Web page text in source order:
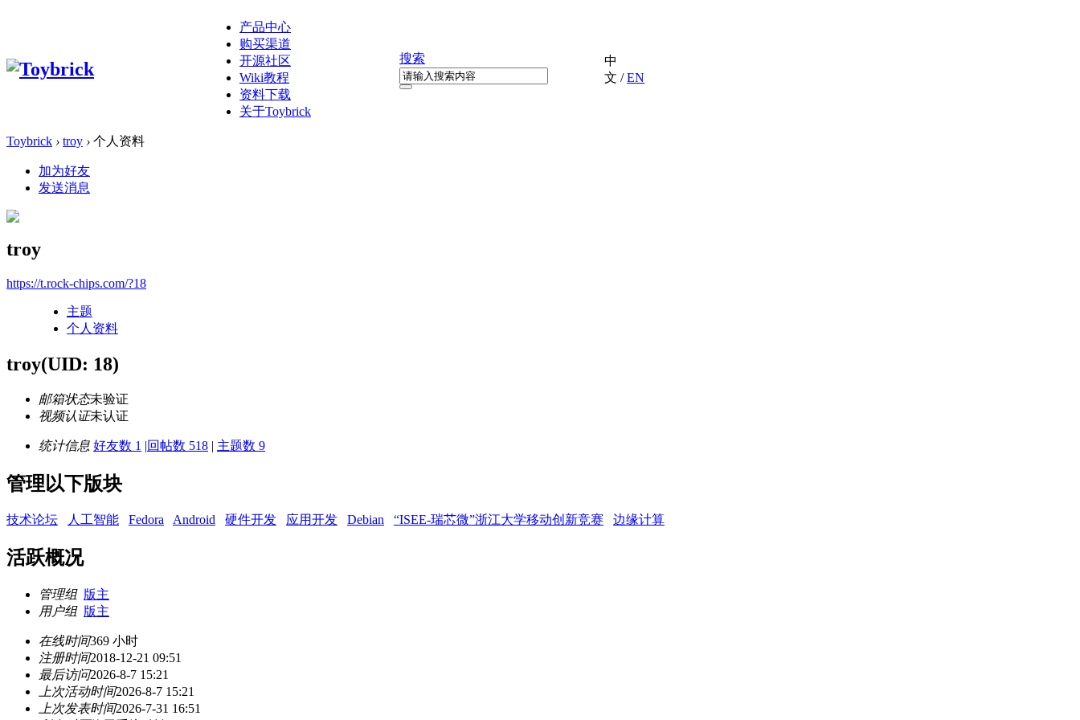
产品中心
购买渠道
开源社区
Wiki教程
资料下载
关于Toybrick
搜索
中
文 /EN
Toybrick › troy › 个人资料
加为好友
发送消息
troy
https://t.rock-chips.com/?18
主题
个人资料
troy(UID: 18)
邮箱状态未验证
视频认证未认证
统计信息 好友数 1 |回帖数 518 | 主题数 9
管理以下版块
技术论坛 人工智能 Fedora Android 硬件开发 应用开发 Debian “ISEE-瑞芯微”浙江大学移动创新竞赛 边缘计算
活跃概况
管理组 版主
用户组 版主
在线时间369 小时
注册时间2018-12-21 09:51
最后访问2026-8-7 15:21
上次活动时间2026-8-7 15:21
上次发表时间2026-7-31 16:51